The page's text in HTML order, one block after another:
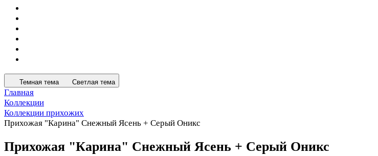
Темная тема Светлая тема
Главная
Коллекции
Коллекции прихожих
Прихожая "Карина" Снежный Ясень + Серый Оникс
Прихожая "Карина" Снежный Ясень + Серый Оникс